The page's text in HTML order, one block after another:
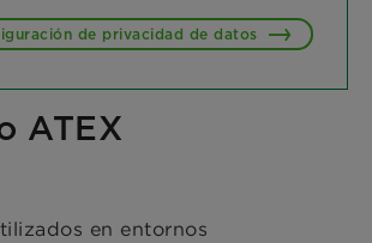
de privacidad de datos
ATEX
en entornos